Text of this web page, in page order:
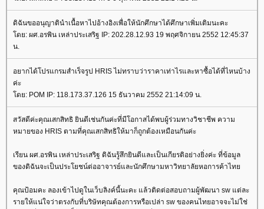
ดิฉันขออนุญาตินำเนื้อหาไปอ้างอิงเพื่อให้นักศึกษาได้ศึกษาเพิ่มเติมนะคะ
ดย: ผศ.อรพิน เหล่าประเสริฐ IP: 202.28.12.93 19 พฤศจิกายน 2552 12:45:37
น.
อยากได้โปรแกรมสำเร็จรูป HRIS ไม่ทราบว่าราคาเท่าไรและหาซื้อได้ที่ไหนบ้าง
ค่ะ
ดย: POM IP: 118.173.37.126 15 ธันวาคม 2552 21:14:09 น.
สวัสดีค่ะคุณเสกสิทธิ ยินดีเช่นกันค่ะที่มีโอกาสได้พบผู้ร่วมทางวิชาชีพ ความ
หมายของ HRIS ตามที่คุณเสกสิทธิให้มาก็ถูกต้องเหมือนกันค่ะ
เรียน ผศ.อรพิน เหล่าประเสริฐ ดิฉันรู้สึกยินดีและเป็นเกียรติอย่างยิ่งค่ะ ที่ข้อมูล
ของดิฉันจะเป็นประโยชน์ต่ออาจารย์และนักศึกษามหาวิทยาลัยหอการค้าไท
คุณป้อมคะ ลองเข้าไปดูในเว็บลิงค์นี้นะคะ แล้วติดต่อสอบถามผู้พัฒนา sw แต่ละ
รายให้แน่ใจว่าตรงกับที่บริษัทคุณต้องการหรือเปล่า sw ของคนไทยอาจจะไม่ใช่